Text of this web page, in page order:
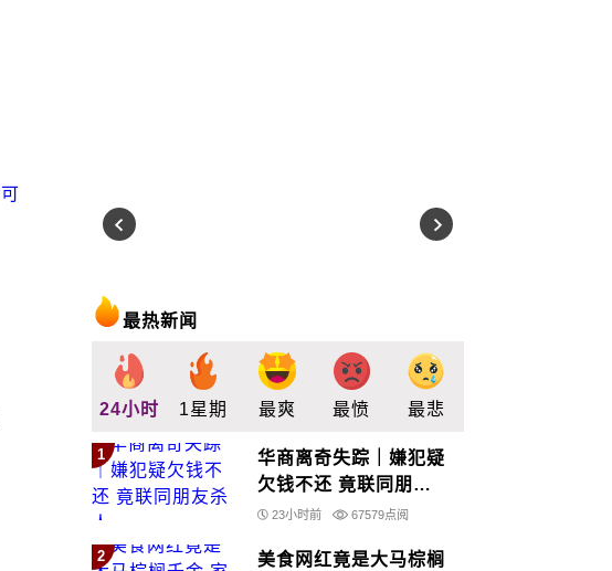
最热新闻
24小时 1星期 最爽 最愤 最悲
1
华商离奇失踪｜嫌犯疑
欠钱不还 竟联同朋友
杀人
23小时前 67579点阅
2
美食网红竟是大马棕榈